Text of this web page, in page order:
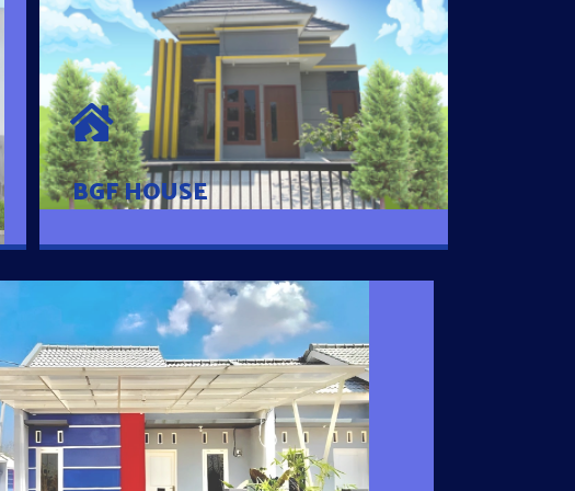
BGF HOUSE
BGF HOUSE
Hunian Mewah Pusat Kota dengan fasilitas
Free Desain, Dapur, Parkir Mobil dengan 3
Kamar Tidur dan 2 Kamar Mandi.
MADANI SATU
Hunian nyaman dengan harga subsidi hanya 100
dengan lokasi strategis di Tuban